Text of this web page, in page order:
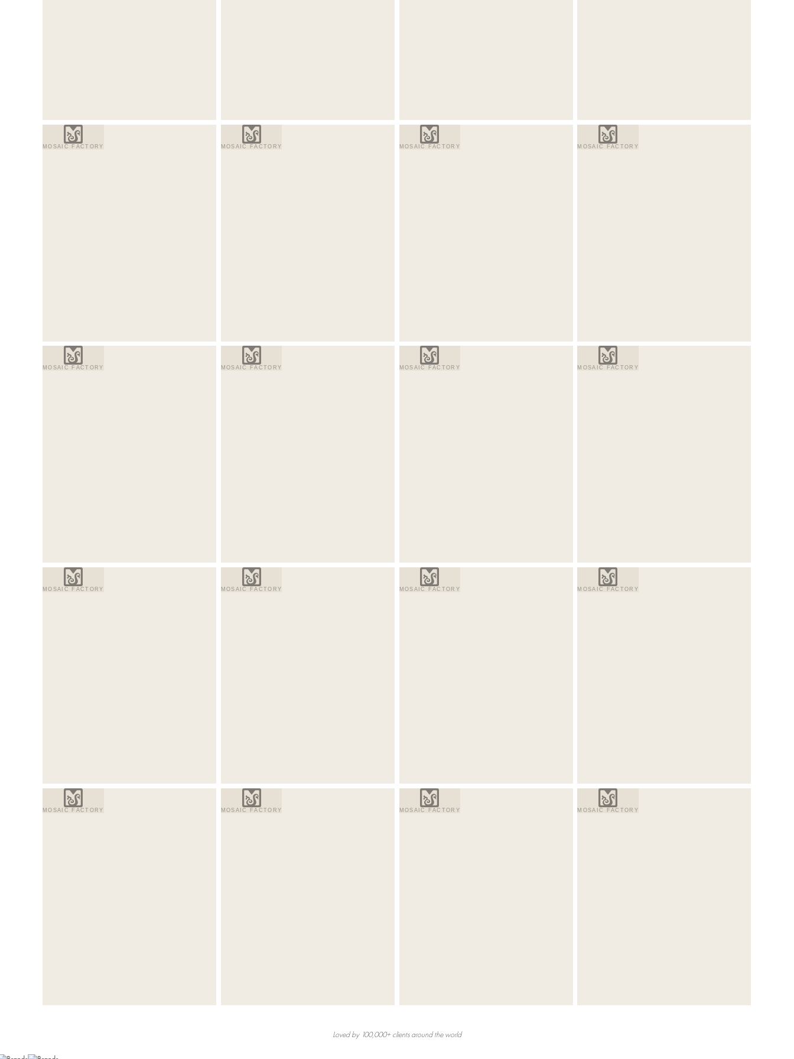
MOSAIC FACTORY MOSAIC FACTORY MOSAIC FACTORY MOSAIC FACTORY
MOSAIC FACTORY MOSAIC FACTORY MOSAIC FACTORY MOSAIC FACTORY
MOSAIC FACTORY MOSAIC FACTORY MOSAIC FACTORY MOSAIC FACTORY
MOSAIC FACTORY MOSAIC FACTORY MOSAIC FACTORY MOSAIC FACTORY
Loved by 100,000+ clients around the world